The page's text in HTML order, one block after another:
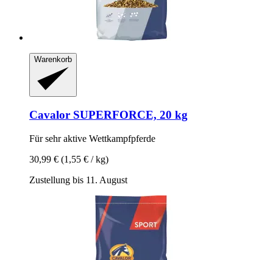
Warenkorb
Cavalor SUPERFORCE, 20 kg
Für sehr aktive Wettkampfpferde
30,99 € (1,55 € / kg)
Zustellung bis 11. August